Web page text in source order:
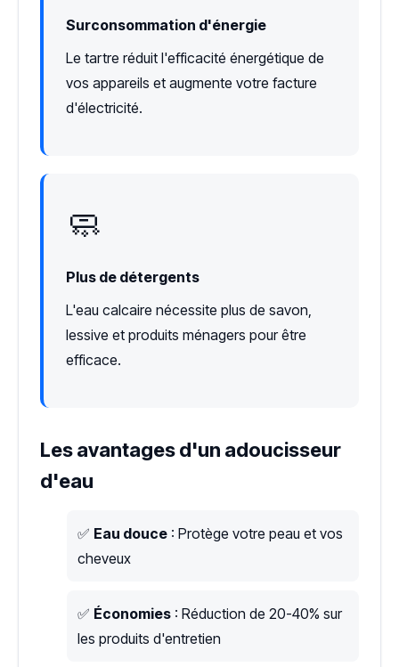
Surconsommation d'énergie
Le tartre réduit l'efficacité énergétique de
vos appareils et augmente votre facture
d'électricité.
🧼
Plus de détergents
L'eau calcaire nécessite plus de savon,
lessive et produits ménagers pour être
efficace.
Les avantages d'un adoucisseur
d'eau
✅ Eau douce : Protège votre peau et vos
cheveux
✅ Économies : Réduction de 20-40% sur
les produits d'entretien